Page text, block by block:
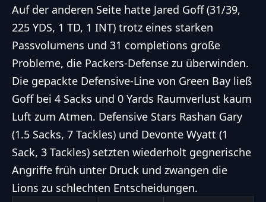
Auf der anderen Seite hatte Jared Goff (31/39,
225 YDS, 1 TD, 1 INT) trotz eines starken
Passvolumens und 31 completions große
Probleme, die Packers-Defense zu überwinden.
Die gepackte Defensive-Line von Green Bay ließ
Goff bei 4 Sacks und 0 Yards Raumverlust kaum
Luft zum Atmen. Defensive Stars Rashan Gary
(1.5 Sacks, 7 Tackles) und Devonte Wyatt (1
Sack, 3 Tackles) setzten wiederholt gegnerische
Angriffe früh unter Druck und zwangen die
Lions zu schlechten Entscheidungen.